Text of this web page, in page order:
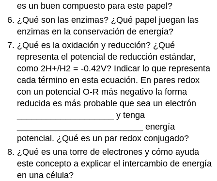
es un buen compuesto para este papel?
¿Qué son las enzimas? ¿Qué papel juegan las
enzimas en la conservación de energía?
¿Qué es la oxidación y reducción? ¿Qué
representa el potencial de reducción estándar,
como 2H+/H2 = -0.42V? Indicar lo que representa
cada término en esta ecuación. En pares redox
con un potencial O-R más negativo la forma
reducida es más probable que sea un electrón
____________________ y tenga
__________________________ energía
potencial. ¿Qué es un par redox conjugado?
¿Qué es una torre de electrones y cómo ayuda
este concepto a explicar el intercambio de energía
en una célula?